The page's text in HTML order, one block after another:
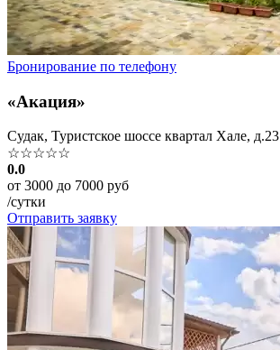
Бронирование по телефону
«Акация»
Судак, Туристское шоссе квартал Хале, д.23
☆☆☆☆☆
0.0
от 3000 до 7000 руб
/сутки
Отправить заявку